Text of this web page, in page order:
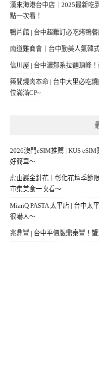
漢來海港台中店｜2025最新吃
點一次看！
鴨片館 | 台中超難訂必吃烤鴨
南道雞商會｜台中勤美人氣韓
信川屋 | 台中濃郁系拉麵頂峰
築間燒肉本命 | 台中大里必吃
位滿滿CP~
2026澳門eSIM推薦 | KUS
好簡單～
虎山巖金針花｜彰化花壇季節
市集美食一次看～
MianQ PASTA 太平店 | 台中太
很嚇人～
兆鼎豐 | 台中平價版鼎泰豐！